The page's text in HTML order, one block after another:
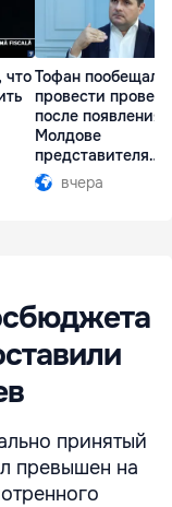
чтоТофан пообещал
провести
после появления
Молдове
представителя
Южной Осетии
вчера
принятый
превышен на